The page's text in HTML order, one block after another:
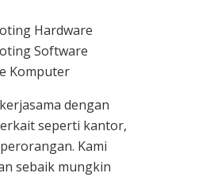
Hardware
Software
Komputer
dengan
seperti kantor,
Kami
sebaik mungkin